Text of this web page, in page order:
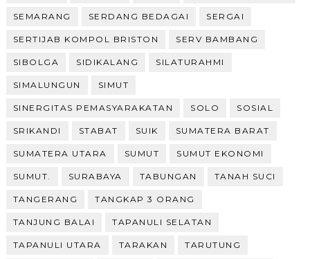
SEMARANG SERDANG BEDAGAI SERGAI
SERTIJAB KOMPOL BRISTON SERV BAMBANG
SIBOLGA SIDIKALANG SILATURAHMI
SIMALUNGUN SIMUT
SINERGITAS PEMASYARAKATAN SOLO SOSIAL
SRIKANDI STABAT SUIK SUMATERA BARAT
SUMATERA UTARA SUMUT SUMUT EKONOMI
SUMUT. SURABAYA TABUNGAN TANAH SUCI
TANGERANG TANGKAP 3 ORANG
TANJUNG BALAI TAPANULI SELATAN
TAPANULI UTARA TARAKAN TARUTUNG